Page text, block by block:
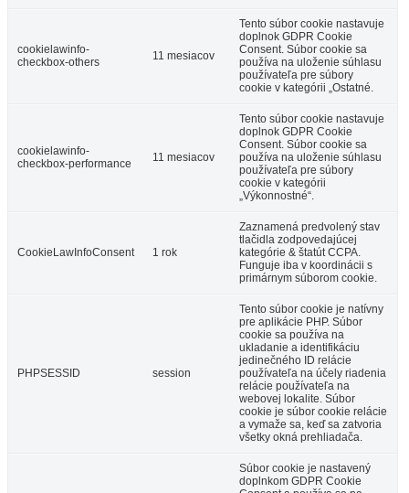
cookielawinfo-
checkbox-others
11 mesiacov
Tento súbor cookie nastavuje
doplnok GDPR Cookie
Consent. Súbor cookie sa
používa na uloženie súhlasu
používateľa pre súbory
cookie v kategórii „Ostatné.
cookielawinfo-
checkbox-performance
11 mesiacov
Tento súbor cookie nastavuje
doplnok GDPR Cookie
Consent. Súbor cookie sa
používa na uloženie súhlasu
používateľa pre súbory
cookie v kategórii
„Výkonnostné“.
CookieLawInfoConsent 1 rok
Zaznamená predvolený stav
tlačidla zodpovedajúcej
kategórie & štatút CCPA.
Funguje iba v koordinácii s
primárnym súborom cookie.
PHPSESSID session
Tento súbor cookie je natívny
pre aplikácie PHP. Súbor
cookie sa používa na
ukladanie a identifikáciu
jedinečného ID relácie
používateľa na účely riadenia
relácie používateľa na
webovej lokalite. Súbor
cookie je súbor cookie relácie
a vymaže sa, keď sa zatvoria
všetky okná prehliadača.
Súbor cookie je nastavený
doplnkom GDPR Cookie